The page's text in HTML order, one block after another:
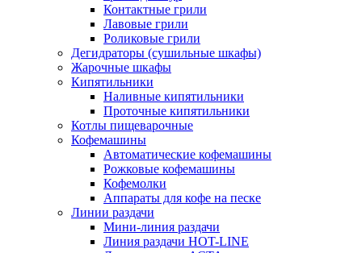
Контактные грили
Лавовые грили
Роликовые грили
Дегидраторы (сушильные шкафы)
Жарочные шкафы
Кипятильники
Наливные кипятильники
Проточные кипятильники
Котлы пищеварочные
Кофемашины
Автоматические кофемашины
Рожковые кофемашины
Кофемолки
Аппараты для кофе на песке
Линии раздачи
Мини-линия раздачи
Линия раздачи HOT-LINE